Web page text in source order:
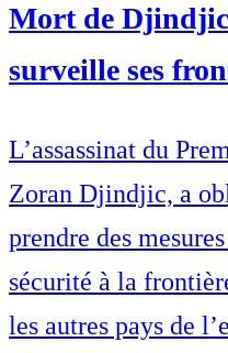
Mort de
surveille ses
L’assassinat du
Zoran Djindjic, a
prendre des
sécurité à la
les autres pays de